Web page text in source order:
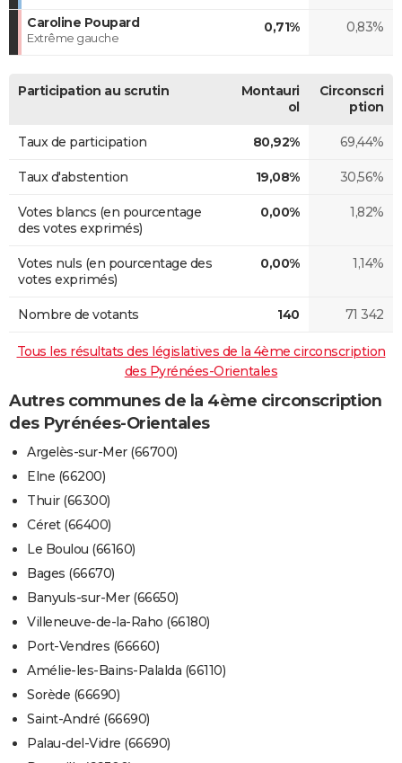
Caroline Poupard
Extrême gauche
0,71% 0,83%
Participation au scrutin
Montauri
ol
Circonscri
ption
Taux de participation 80,92% 69,44%
Taux d'abstention 19,08% 30,56%
Votes blancs (en pourcentage
des votes exprimés)
0,00% 1,82%
Votes nuls (en pourcentage des
votes exprimés)
0,00% 1,14%
Nombre de votants 140 71 342
Tous les résultats des législatives de la 4ème circonscription
des Pyrénées-Orientales
Autres communes de la 4ème circonscription
des Pyrénées-Orientales
Argelès-sur-Mer (66700)
Elne (66200)
Thuir (66300)
Céret (66400)
Le Boulou (66160)
Bages (66670)
Banyuls-sur-Mer (66650)
Villeneuve-de-la-Raho (66180)
Port-Vendres (66660)
Amélie-les-Bains-Palalda (66110)
Sorède (66690)
Saint-André (66690)
Palau-del-Vidre (66690)